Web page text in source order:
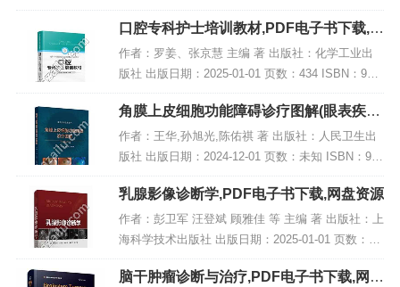
7122463180 电子书大小：244MB [高清扫描版PDF
格式]...
口腔专科护士培训教材,PDF电子书下载,网
盘资源
作者：罗姜、张京慧 主编 著 出版社：化学工业出
版社 出版日期：2025-01-01 页数：434 ISBN：978
7122463951 电子书大小：242MB [高清扫描版PDF
格式]...
角膜上皮细胞功能障碍诊疗图解(眼表疾病
临床系列),PDF下载
作者：王华,孙旭光,陈佑祺 著 出版社：人民卫生出
版社 出版日期：2024-12-01 页数：未知 ISBN：978
7117371711 电子书大小：220MB [高清扫描版PDF
格式] 内...
乳腺影像诊断学,PDF电子书下载,网盘资源
作者：彭卫军 汪登斌 顾雅佳 等 主编 著 出版社：上
海科学技术出版社 出版日期：2025-01-01 页数：未
知 ISBN：9787547868317 电子书大小：220MB [高
清扫描版PD...
脑干肿瘤诊断与治疗,PDF电子书下载,网盘